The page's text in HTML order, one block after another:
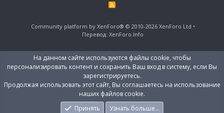
R
Community platform by XenForo® © 2010-2026 XenForo Ltd
Перевод: XenForo.Info
На данном сайте используются файлы cookie, чтобы
персонализировать контент и сохранить Ваш вход в систему, если Вы
зарегистрируетесь.
Продолжая использовать этот сайт, Вы соглашаетесь на использование
наших файлов cookie.
Принять
Узнать больше…